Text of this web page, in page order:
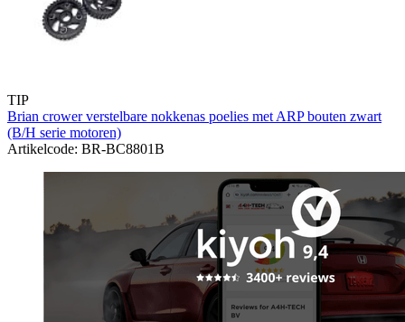
TIP
Brian crower verstelbare nokkenas poelies met ARP bouten zwart
(B/H serie motoren)
Artikelcode: BR-BC8801B